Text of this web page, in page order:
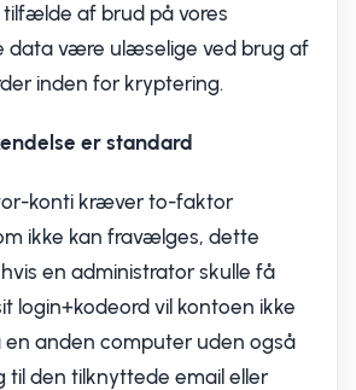
af brud på vores
data være ulæselige ved brug af
inden for kryptering.
er standard
konti kræver to-faktor
ikke kan fravælges, dette
en administrator skulle få
login+kodeord vil kontoen ikke
en anden computer uden også
til den tilknyttede email eller